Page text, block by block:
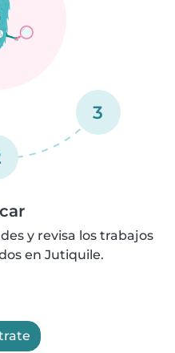
3
y revisa los trabajos
en Jutiquile.